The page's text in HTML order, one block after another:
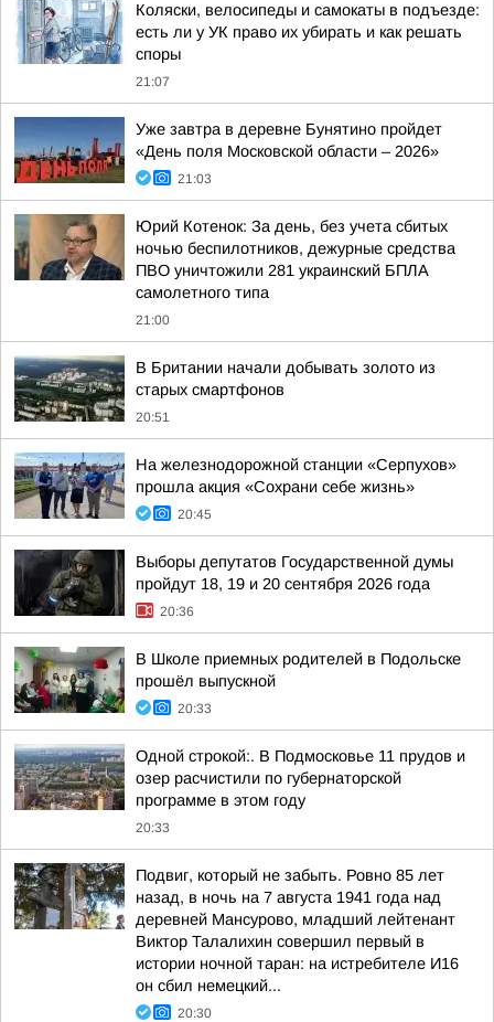
Коляски, велосипеды и самокаты в подъезде:
есть ли у УК право их убирать и как решать
споры
21:07
Уже завтра в деревне Бунятино пройдет
«День поля Московской области – 2026»
21:03
Юрий Котенок: За день, без учета сбитых
ночью беспилотников, дежурные средства
ПВО уничтожили 281 украинский БПЛА
самолетного типа
21:00
В Британии начали добывать золото из
старых смартфонов
20:51
На железнодорожной станции «Серпухов»
прошла акция «Сохрани себе жизнь»
20:45
Выборы депутатов Государственной думы
пройдут 18, 19 и 20 сентября 2026 года
20:36
В Школе приемных родителей в Подольске
прошёл выпускной
20:33
Одной строкой:. В Подмосковье 11 прудов и
озер расчистили по губернаторской
программе в этом году
20:33
Подвиг, который не забыть. Ровно 85 лет
назад, в ночь на 7 августа 1941 года над
деревней Мансурово, младший лейтенант
Виктор Талалихин совершил первый в
истории ночной таран: на истребителе И16
он сбил немецкий...
20:30